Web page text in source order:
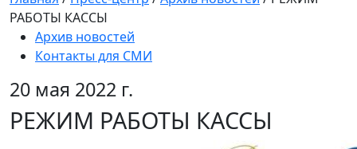
РАБОТЫ КАССЫ
Архив новостей
Контакты для СМИ
20 мая 2022 г.
РЕЖИМ РАБОТЫ КАССЫ